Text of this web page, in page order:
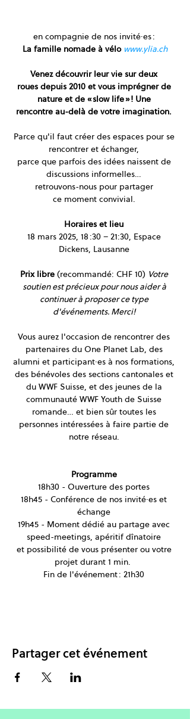
en compagnie de nos invité·es :
La famille nomade à vélo www.ylia.ch
Venez découvrir leur vie sur deux
roues depuis 2010 et vous imprégner de
nature et de « slow life » ! Une
rencontre au-delà de votre imagination.
Parce qu'il faut créer des espaces pour se
rencontrer et échanger,
parce que parfois des idées naissent de
discussions informelles…
retrouvons-nous pour partager
ce moment convivial.
Horaires et lieu
18 mars 2025, 18 :30 – 21:30, Espace
Dickens, Lausanne
Prix libre (recommandé: CHF 10) Votre
soutien est précieux pour nous aider à
continuer à proposer ce type
d'événements. Merci!
Vous aurez l'occasion de rencontrer des
partenaires du One Planet Lab, des
alumni et participant·es à nos formations,
des bénévoles des sections cantonales et
du WWF Suisse, et des jeunes de la
communauté WWF Youth de Suisse
romande… et bien sûr toutes les
personnes intéressées à faire partie de
notre réseau.
Programme
18h30 - Ouverture des portes
18h45 - Conférence de nos invité·es et
échange
19h45 - Moment dédié au partage avec
speed-meetings, apéritif dînatoire
et possibilité de vous présenter ou votre
projet durant 1 min.
Fin de l'événement : 21h30
Partager cet événement